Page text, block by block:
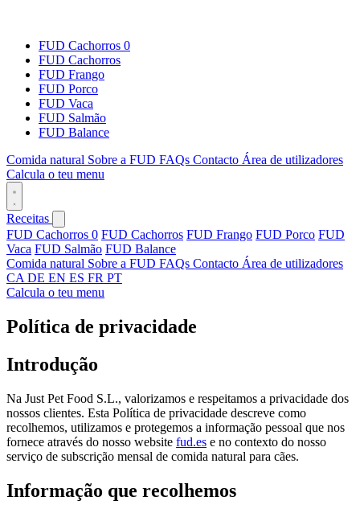
FUD Cachorros 0
FUD Cachorros
FUD Frango
FUD Porco
FUD Vaca
FUD Salmão
FUD Balance
Comida natural Sobre a FUD FAQs Contacto Área de utilizadores
Calcula o teu menu
Receitas
FUD Cachorros 0 FUD Cachorros FUD Frango FUD Porco FUD
Vaca FUD Salmão FUD Balance
Comida natural Sobre a FUD FAQs Contacto Área de utilizadores
CA DE EN ES FR PT
Calcula o teu menu
Política de privacidade
Introdução
Na Just Pet Food S.L., valorizamos e respeitamos a privacidade dos
nossos clientes. Esta Política de privacidade descreve como
recolhemos, utilizamos e protegemos a informação pessoal que nos
fornece através do nosso website fud.es e no contexto do nosso
serviço de subscrição mensal de comida natural para cães.
Informação que recolhemos